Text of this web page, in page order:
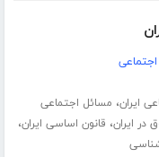
ایران، مسائل اجتماعی
در ایران، قانون اساسی ایران،